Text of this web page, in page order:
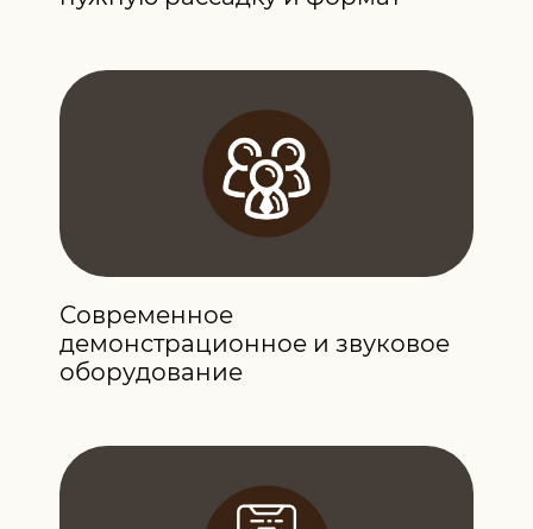
Современное
демонстрационное и звуковое
оборудование